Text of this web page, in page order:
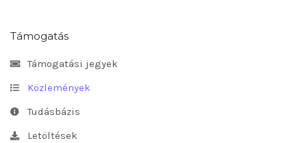
Támogatás
Támogatási jegyek
Közlemények
Tudásbázis
Letöltések